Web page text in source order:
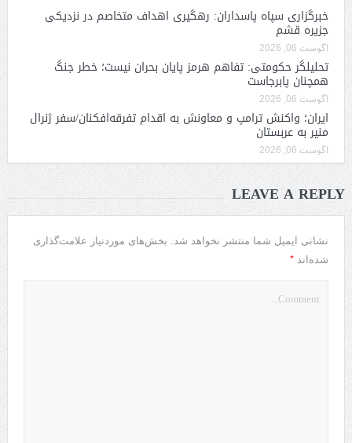
خبرگزاری سپاه پاسداران: رهگیری اهداف متخاصم در نزدیکی
جزیره قشم
آگوست 06, 2026
تحلیلگر حکومتی: تفاهم هرمز پایان بحران نیست؛ خطر جنگ
همچنان پابرجاست
آگوست 06, 2026
ایران؛ واکنش ترامپ و معاونش به اقدام تفرقه‌افکنان/سفر ژنرال
منیر به عربستان
آگوست 06, 2026
LEAVE A REPLY
نشانی ایمیل شما منتشر نخواهد شد. بخش‌های موردنیاز علامت‌گذاری
شده‌اند *